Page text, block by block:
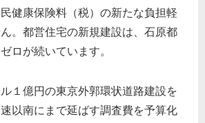
健康保険料（税）の新たな負担軽
。都営住宅の新規建設は、石原都
ロが続いています。
１億円の東京外郭環状道路建設を
以南にまで延ばす調査費を予算化